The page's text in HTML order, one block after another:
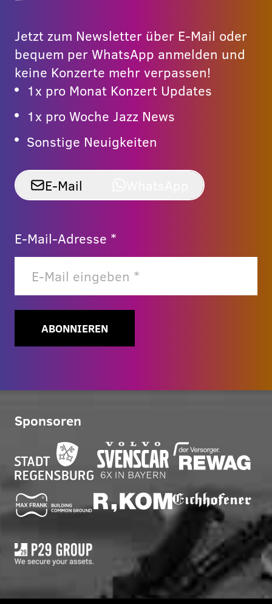
Jetzt zum Newsletter über E-Mail oder
bequem per WhatsApp anmelden und
keine Konzerte mehr verpassen!
1x pro Monat Konzert Updates
1x pro Woche Jazz News
Sonstige Neuigkeiten
E-Mail
E-Mail-Adresse *
ABONNIEREN
Sponsoren